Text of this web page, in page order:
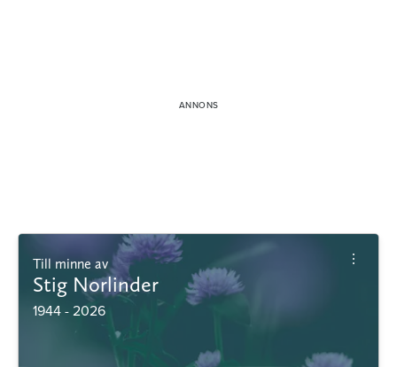
Till minne av
Stig Norlinder
1944 - 2026